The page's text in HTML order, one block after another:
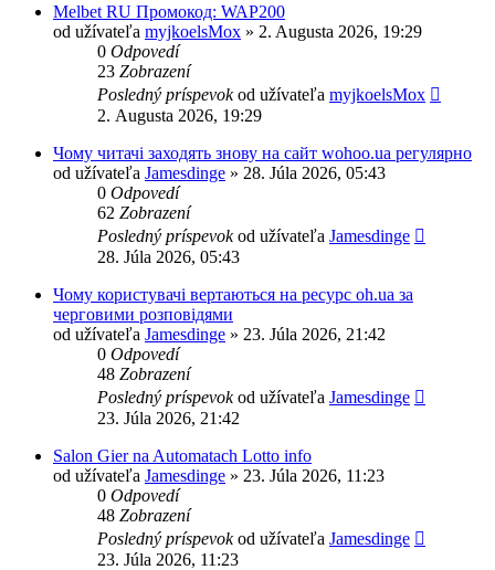
Melbet RU Промокод: WAP200
od užívateľa myjkoelsMox » 2. Augusta 2026, 19:29
0 Odpovedí
23 Zobrazení
Posledný príspevokod užívateľa myjkoelsMox
2. Augusta 2026, 19:29
Чому читачі заходять знову на сайт wohoo.ua регулярно
od užívateľa Jamesdinge » 28. Júla 2026, 05:43
0 Odpovedí
62 Zobrazení
Posledný príspevokod užívateľa Jamesdinge
28. Júla 2026, 05:43
Чому користувачі вертаються на ресурс oh.ua за
черговими розповідями
od užívateľa Jamesdinge » 23. Júla 2026, 21:42
0 Odpovedí
48 Zobrazení
Posledný príspevokod užívateľa Jamesdinge
23. Júla 2026, 21:42
Salon Gier na Automatach Lotto info
od užívateľa Jamesdinge » 23. Júla 2026, 11:23
0 Odpovedí
48 Zobrazení
Posledný príspevokod užívateľa Jamesdinge
23. Júla 2026, 11:23